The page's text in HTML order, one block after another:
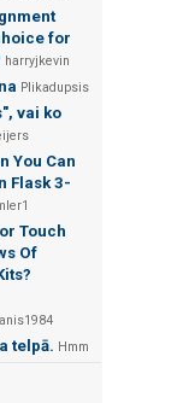
for
harryjkevin
Plikadupsis
vai ko
You Can
Flask 3-
Touch
Of
telpā. Hmm